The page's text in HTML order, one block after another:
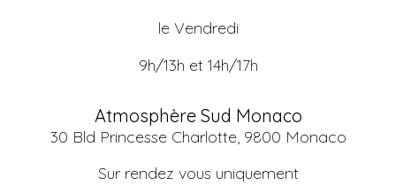
le Vendredi
9h/13h et 14h/17h
Atmosphère Sud Monaco
30 Bld Princesse Charlotte, 9800 Monaco
Sur rendez vous uniquement